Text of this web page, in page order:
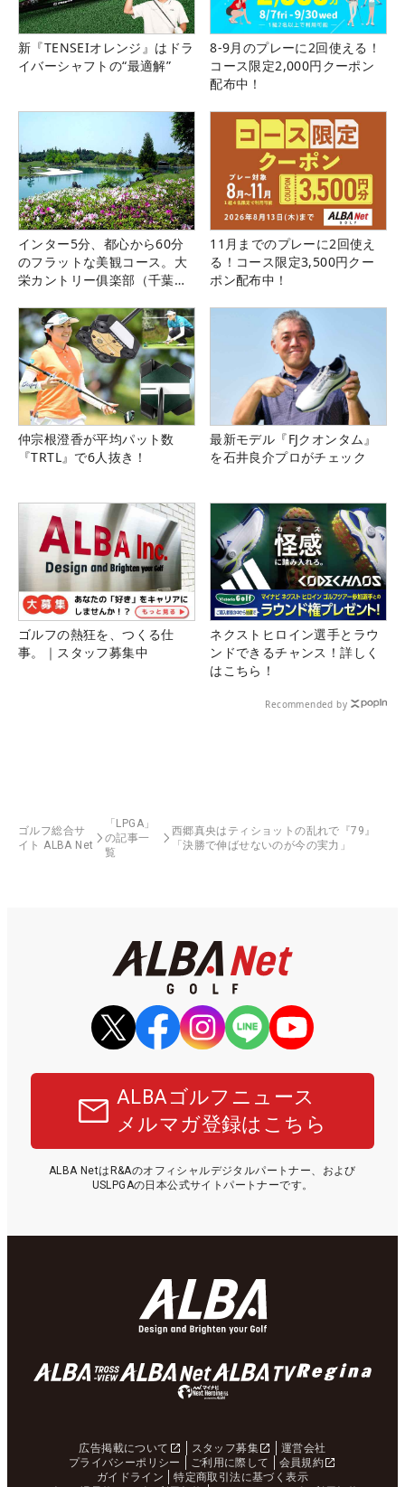
新『TENSEIオレンジ』はドラ
イバーシャフトの“最適解”
8-9月のプレーに2回使える！
コース限定2,000円クーポン
配布中！
インター5分、都心から60分
のフラットな美観コース。大
栄カントリー俱楽部（千葉
11月までのプレーに2回使え
る！コース限定3,500円クー
ポン配布中！
仲宗根澄香が平均パット数
『TRTL』で6人抜き！
最新モデル『FJクオンタム』
を石井良介プロがチェック
ゴルフの熱狂を、つくる仕
事。｜スタッフ募集中
ネクストヒロイン選手とラウ
ンドできるチャンス！詳しく
はこちら！
Recommended by
ゴルフ総合サ
イト ALBA Net
「LPGA」
の記事一
覧
西郷真央はティショットの乱れで『79』
「決勝で伸ばせないのが今の実力」
ALBAゴルフニュース
メルマガ登録はこちら
ALBA NetはR&Aのオフィシャルデジタルパートナー、および
USLPGAの日本公式サイトパートナーです。
広告掲載について スタッフ募集
運営会社
プライバシーポリシー
ご利用に際して
会員規約
ガイドライン
特定商取引法に基づく表示